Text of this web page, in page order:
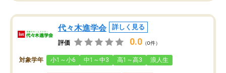
代々木進学会 詳しく見る
評価 0.0 （0件）
対象学年 小1～小6 中1～中3 高1～高3 浪人生